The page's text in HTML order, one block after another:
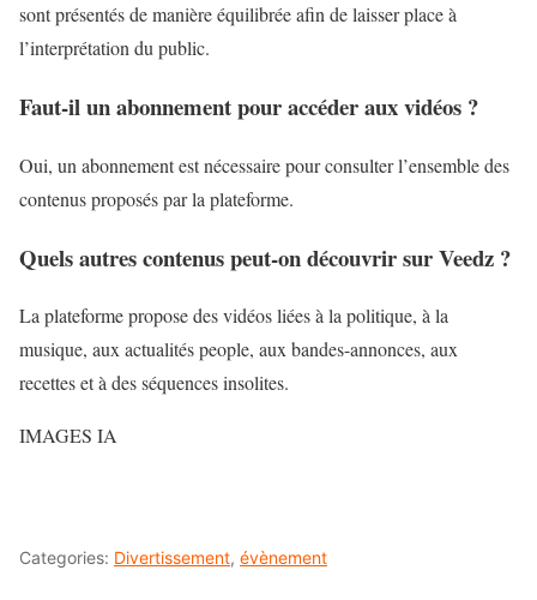
sont présentés de manière équilibrée afin de laisser place à
l’interprétation du public.
Faut-il un abonnement pour accéder aux vidéos ?
Oui, un abonnement est nécessaire pour consulter l’ensemble des
contenus proposés par la plateforme.
Quels autres contenus peut-on découvrir sur Veedz ?
La plateforme propose des vidéos liées à la politique, à la
musique, aux actualités people, aux bandes-annonces, aux
recettes et à des séquences insolites.
IMAGES IA
Categories: Divertissement, évènement